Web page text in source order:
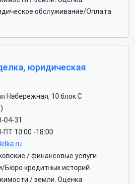
обслуживание/Оплата
юридическая
Набережная, 10 блок С
04-31
ПТ 10:00 -18:00
/ финансовые услуги.
Бюро кредитных историй.
/ земли. Оценка